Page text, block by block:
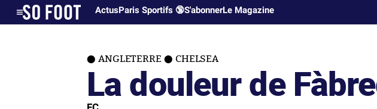
ActusParis Sportifs 🔞S'abonnerLe Magazine
ANGLETERRE CHELSEA
La douleur de